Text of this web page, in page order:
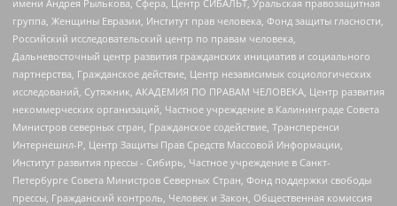
имени Андрея Рылькова, Сфера, Центр СИБАЛЬТ, Уральская правозащитная
группа, Женщины Евразии, Институт прав человека, Фонд защиты гласности,
Российский исследовательский центр по правам человека,
Дальневосточный центр развития гражданских инициатив и социального
партнерства, Гражданское действие, Центр независимых социологических
исследований, Сутяжник, АКАДЕМИЯ ПО ПРАВАМ ЧЕЛОВЕКА, Центр развития
некоммерческих организаций, Частное учреждение в Калининграде Совета
Министров северных стран, Гражданское содействие, Трансперенси
Интернешнл-Р, Центр Защиты Прав Средств Массовой Информации,
Институт развития прессы - Сибирь, Частное учреждение в Санкт-
Петербурге Совета Министров Северных Стран, Фонд поддержки свободы
прессы, Гражданский контроль, Человек и Закон, Общественная комиссия